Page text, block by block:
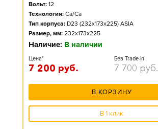
Вольт: 12
Технология: Ca/Ca
Тип корпуса: D23 (232x173x225) ASIA
Размер, мм: 232x173x225
Наличие: В наличии
Цена*
7 200 руб.
Без Trade-in
7 700 руб.
В КОРЗИНУ
В 1 клик